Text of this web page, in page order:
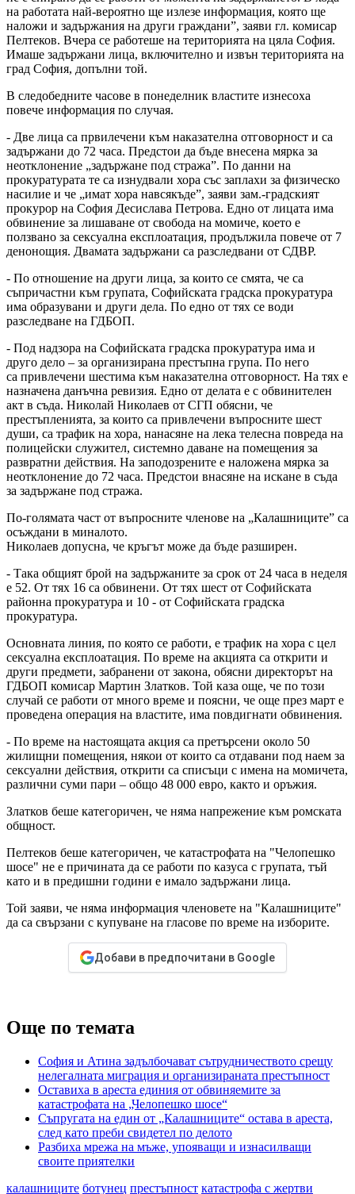
на работата най-вероятно ще излезе информация, която ще
наложи и задържания на други граждани”, заяви гл. комисар
Пелтеков. Вчера се работеше на територията на цяла София.
Имаше задържани лица, включително и извън територията на
град София, допълни той.
В следобедните часове в понеделник властите изнесоха
повече информация по случая.
- Две лица са првилечени към наказателна отговорност и са
задържани до 72 часа. Предстои да бъде внесена мярка за
неотклонение „задържане под стража”. По данни на
прокуратурата те са изнудвали хора със заплахи за физическо
насилие и че „имат хора навсякъде”, заяви зам.-градският
прокурор на София Десислава Петрова. Едно от лицата има
обвинение за лишаване от свобода на момиче, което е
ползвано за сексуална експлоатация, продължила повече от 7
денонощия. Двамата задържани са разследвани от СДВР.
- По отношение на други лица, за които се смята, че са
съпричастни към групата, Софийската градска прокуратура
има образувани и други дела. По едно от тях се води
разследване на ГДБОП.
- Под надзора на Софийската градска прокуратура има и
друго дело – за организирана престъпна група. По него
са привлечени шестима към наказателна отговорност. На тях е
назначена данъчна ревизия. Едно от делата е с обвинителен
акт в съда. Николай Николаев от СГП обясни, че
престъпленията, за които са привлечени въпросните шест
души, са трафик на хора, нанасяне на лека телесна повреда на
полицейски служител, системно даване на помещения за
развратни действия. На заподозрените е наложена мярка за
неотклонение до 72 часа. Предстои внасяне на искане в съда
за задържане под стража.
По-голямата част от въпросните членове на „Калашниците” са
осъждани в миналото.
Николаев допусна, че кръгът може да бъде разширен.
- Така общият брой на задържаните за срок от 24 часа в неделя
е 52. От тях 16 са обвинени. От тях шест от Софийската
районна прокуратура и 10 - от Софийската градска
прокуратура.
Основната линия, по която се работи, е трафик на хора с цел
сексуална експлоатация. По време на акцията са открити и
други предмети, забранени от закона, обясни директорът на
ГДБОП комисар Мартин Златков. Той каза още, че по този
случай се работи от много време и поясни, че още през март е
проведена операция на властите, има повдигнати обвинения.
- По време на настоящата акция са претърсени около 50
жилищни помещения, някои от които са отдавани под наем за
сексуални действия, открити са списъци с имена на момичета,
различни суми пари – общо 48 000 евро, както и оръжия.
Златков беше категоричен, че няма напрежение към ромската
общност.
Пелтеков беше категоричен, че катастрофата на "Челопешко
шосе" не е причината да се работи по казуса с групата, тъй
като и в предишни години е имало задържани лица.
Той заяви, че няма информация членовете на "Калашниците"
да са свързани с купуване на гласове по време на изборите.
Добави в предпочитани в Google
Още по темата
София и Атина задълбочават сътрудничеството срещу
нелегалната миграция и организираната престъпност
Оставиха в ареста единия от обвиняемите за
катастрофата на „Челопешко шосе“
Съпругата на един от „Калашниците“ остава в ареста,
след като преби свидетел по делото
Разбиха мрежа на мъже, упояващи и изнасилващи
своите приятелки
калашниците ботунец престъпност катастрофа с жертви